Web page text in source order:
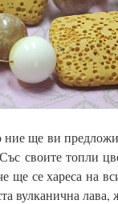
ще ви
своите топли
ще се хареса на
вулканична лава,